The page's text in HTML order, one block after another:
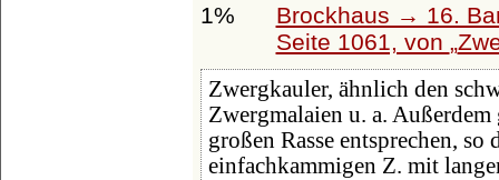
1%
Brockhaus → 16.
Seite 1061, von
Zwergkauler, ähnlich den
Zwergmalaien u. a.
großen Rasse entsprechen, so
einfachkammigen Z. mit